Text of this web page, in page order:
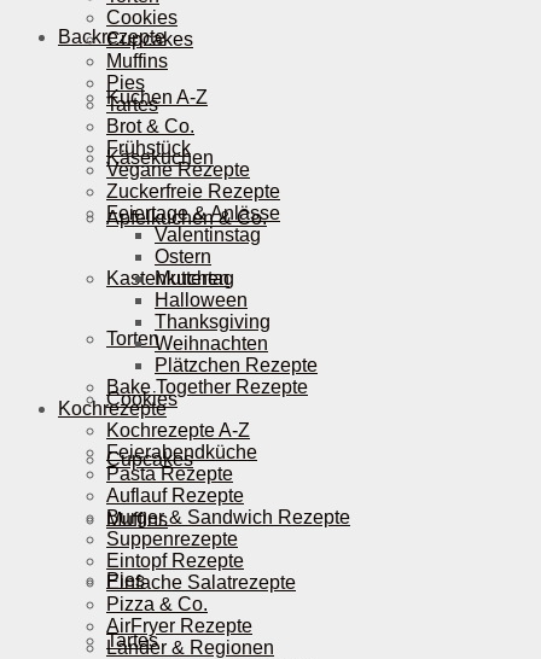
Backrezepte
Kuchen A-Z
Käsekuchen
Apfelkuchen & Co.
Kastenkuchen
Torten
Cookies
Cupcakes
Muffins
Pies
Tartes
Cookies
Cupcakes
Muffins
Pies
Tartes
Brot & Co.
Frühstück
Vegane Rezepte
Zuckerfreie Rezepte
Feiertage & Anlässe
Valentinstag
Ostern
Muttertag
Halloween
Thanksgiving
Weihnachten
Plätzchen Rezepte
Bake Together Rezepte
Kochrezepte
Kochrezepte A-Z
Feierabendküche
Pasta Rezepte
Auflauf Rezepte
Burger & Sandwich Rezepte
Suppenrezepte
Eintopf Rezepte
Einfache Salatrezepte
Pizza & Co.
AirFryer Rezepte
Länder & Regionen